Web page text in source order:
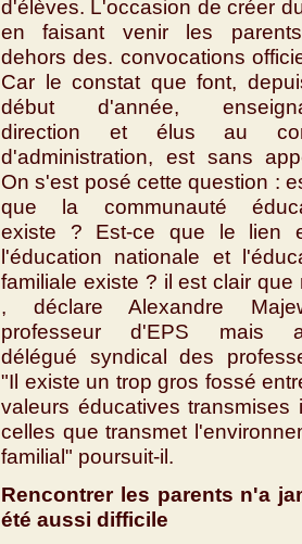
d'élèves. L'occasion de créer
en faisant venir les
dehors des. convocations
Car le constat que font,
début d'année,
direction et élus au
d'administration, est sans
On s'est posé cette question :
que la communauté
existe ? Est-ce que le lien
l'éducation nationale et
familiale existe ? il est clair que
, déclare Alexandre
professeur d'EPS mais
délégué syndical des
"Il existe un trop gros fossé
valeurs éducatives transmises
celles que transmet
familial" poursuit-il.
Rencontrer les parents n'a
été aussi difficile